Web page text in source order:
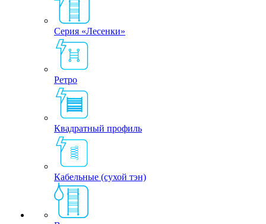
Серия «Лесенки»
Ретро
Квадратный профиль
Кабельные (сухой тэн)